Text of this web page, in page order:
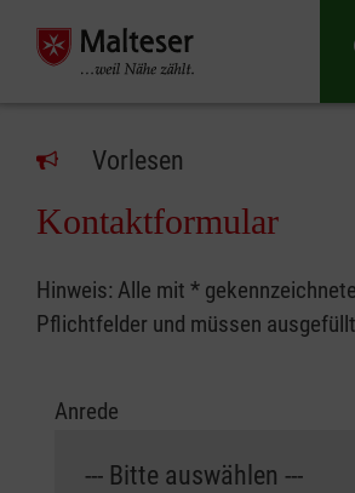
Vorlesen
Kontaktformular
Hinweis: Alle mit *
Pflichtfelder und müssen
Zur Person
Anrede